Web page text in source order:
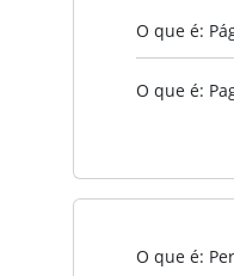
O que é:
O que é:
O que é: